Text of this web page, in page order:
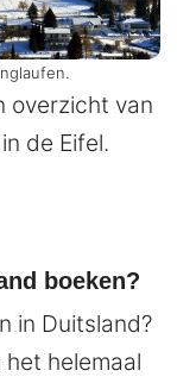
overzicht van
de Eifel.
boeken?
in Duitsland?
helemaal